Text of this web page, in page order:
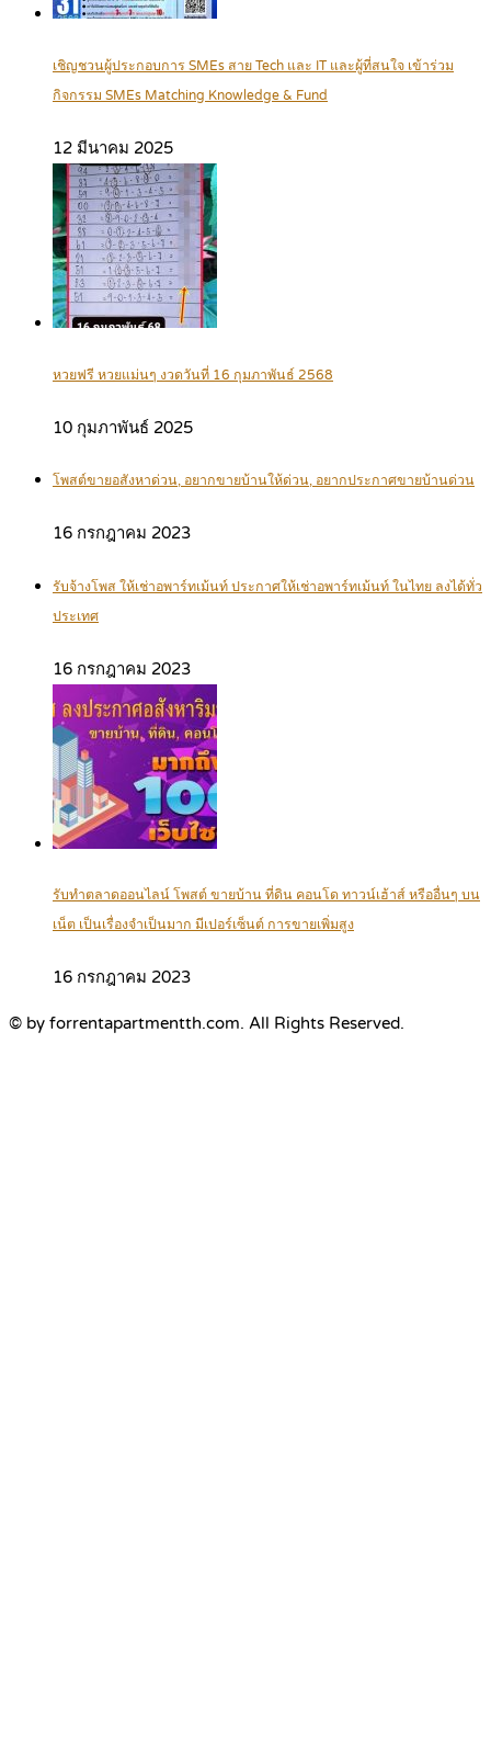
เชิญชวนผู้ประกอบการ SMEs สาย Tech และ IT และผู้ที่สนใจ เข้าร่วม
กิจกรรม SMEs Matching Knowledge & Fund
12 มีนาคม 2025
หวยฟรี หวยแม่นๆ งวดวันที่ 16 กุมภาพันธ์ 2568
10 กุมภาพันธ์ 2025
โพสต์ขายอสังหาด่วน, อยากขายบ้านให้ด่วน, อยากประกาศขายบ้านด่วน
16 กรกฎาคม 2023
รับจ้างโพส ให้เช่าอพาร์ทเม้นท์ ประกาศให้เช่าอพาร์ทเม้นท์ ในไทย ลงได้ทั่ว
ประเทศ
16 กรกฎาคม 2023
รับทำตลาดออนไลน์ โพสต์ ขายบ้าน ที่ดิน คอนโด ทาวน์เฮ้าส์ หรืออื่นๆ บน
เน็ต เป็นเรื่องจำเป็นมาก มีเปอร์เซ็นต์ การขายเพิ่มสูง
16 กรกฎาคม 2023
© by forrentapartmentth.com. All Rights Reserved.